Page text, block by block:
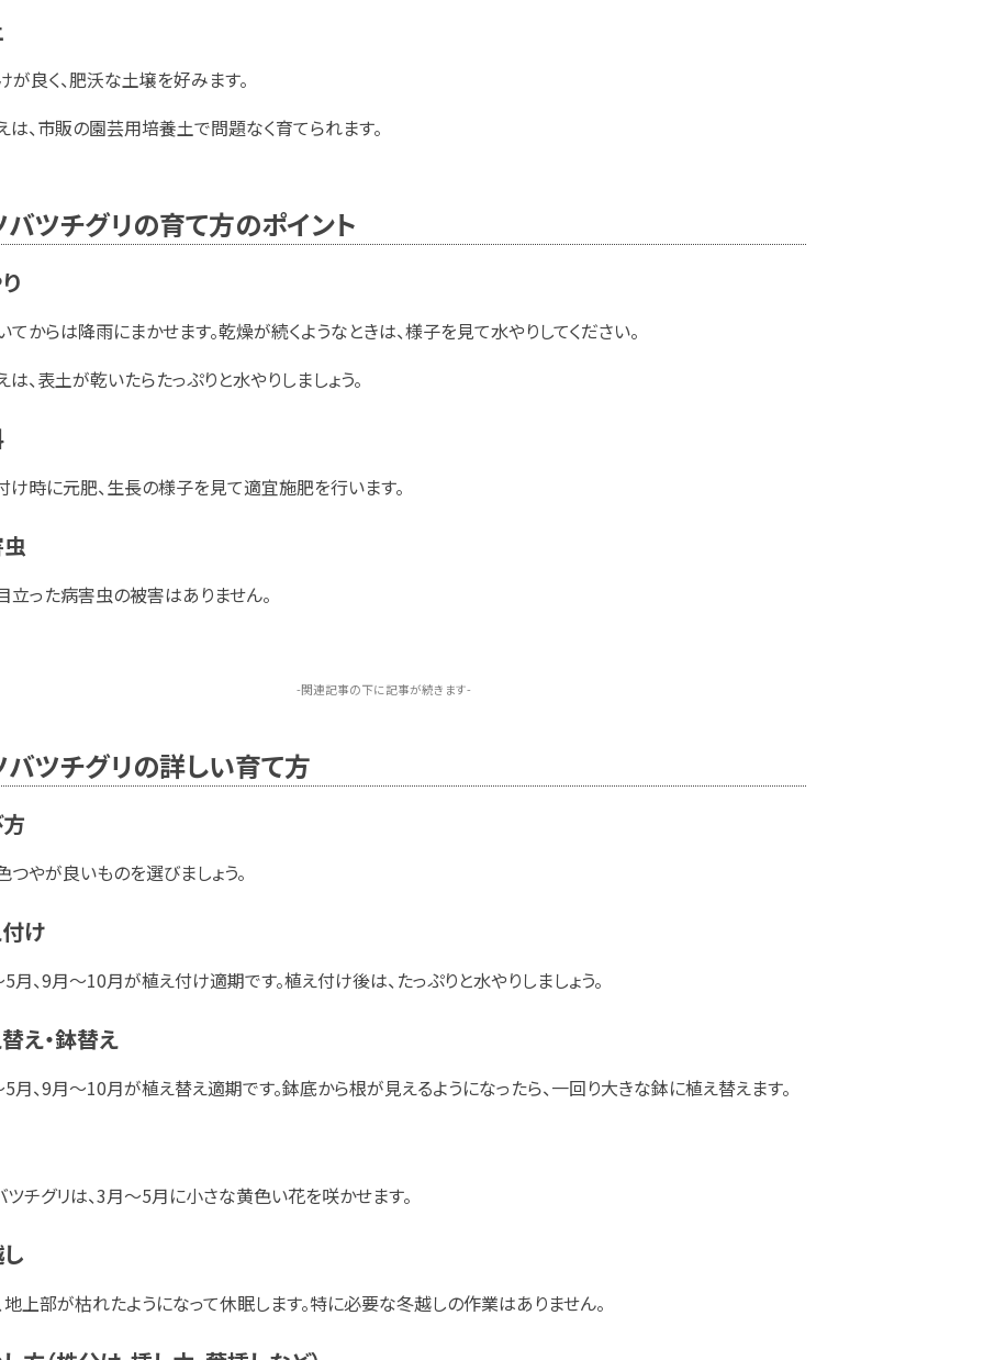
が良く、肥沃な土壌を好みます。
は、市販の園芸用培養土で問題なく育てられます。
バツチグリの育て方のポイント
てからは降雨にまかせます。乾燥が続くようなときは、様子を見て水やりしてください。
は、表土が乾いたらたっぷりと水やりしましょう。
け時に元肥、生長の様子を見て適宜施肥を行います。
立った病害虫の被害はありません。
-関連記事の下に記事が続きます-
バツチグリの詳しい育て方
つやが良いものを選びましょう。
け
月、9月～10月が植え付け適期です。植え付け後は、たっぷりと水やりしましょう。
え・鉢替え
月、9月～10月が植え替え適期です。鉢底から根が見えるようになったら、一回り大きな鉢に植え替えます。
ツチグリは、3月～5月に小さな黄色い花を咲かせます。
地上部が枯れたようになって休眠します。特に必要な冬越しの作業はありません。